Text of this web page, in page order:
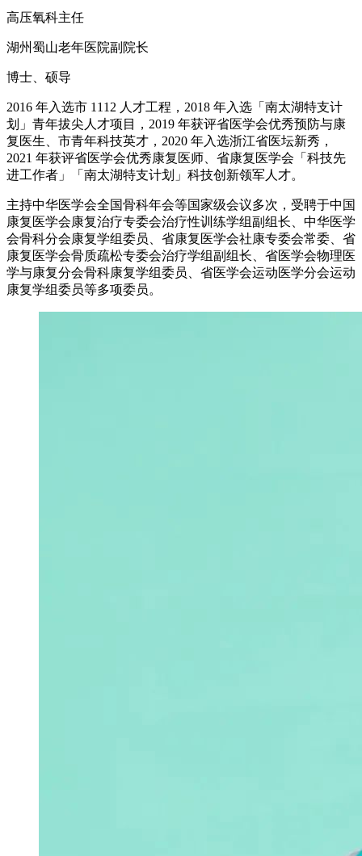
高压氧科主任
湖州蜀山老年医院副院长
博士、硕导
2016 年入选市 1112 人才工程，2018 年入选「南太湖特支计
划」青年拔尖人才项目，2019 年获评省医学会优秀预防与康
复医生、市青年科技英才，2020 年入选浙江省医坛新秀，
2021 年获评省医学会优秀康复医师、省康复医学会「科技先
进工作者」「南太湖特支计划」科技创新领军人才。
主持中华医学会全国骨科年会等国家级会议多次，受聘于中国
康复医学会康复治疗专委会治疗性训练学组副组长、中华医学
会骨科分会康复学组委员、省康复医学会社康专委会常委、省
康复医学会骨质疏松专委会治疗学组副组长、省医学会物理医
学与康复分会骨科康复学组委员、省医学会运动医学分会运动
康复学组委员等多项委员。